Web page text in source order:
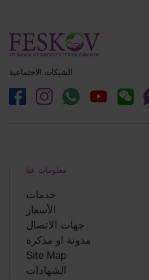
الشبكات الاجتماعية
معلومات عنا
خدمات
الأسعار
جهات الاتصال
مدونة او مذكرة
Site Map
الشهادات